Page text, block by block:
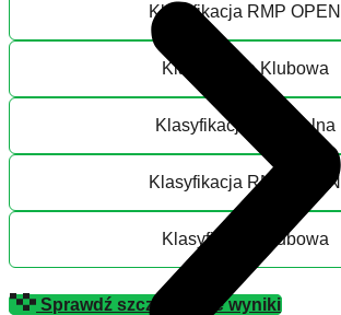
Klasyfikacja RMP OPEN
Klasyfikacja Klubowa
Klasyfikacja Generalna
Klasyfikacja RMP OPEN
Klasyfikacja Klubowa
Sprawdź szczegółowe wyniki